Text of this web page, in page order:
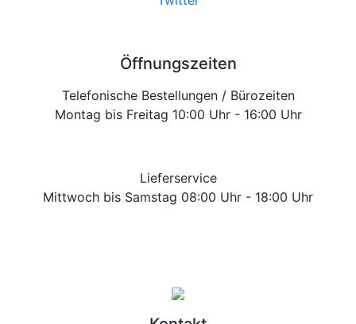
Öffnungszeiten
Telefonische Bestellungen / Bürozeiten
Montag bis Freitag 10:00 Uhr - 16:00 Uhr
Lieferservice
Mittwoch bis Samstag 08:00 Uhr - 18:00 Uhr